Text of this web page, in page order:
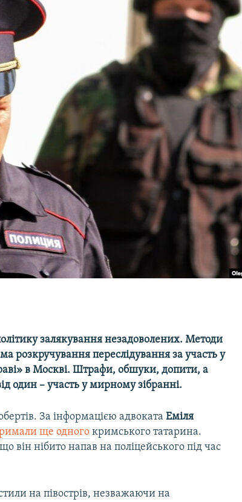
залякування незадоволених. Методи
розкручування переслідування за участь у
в Москві. Штрафи, обшуки, допити, а
один – участь у мирному зібранні.
За інформацією адвокатаЕміля
ще одного кримського татарина.
він нібито напав на поліцейського під час
на півострів, незважаючи на